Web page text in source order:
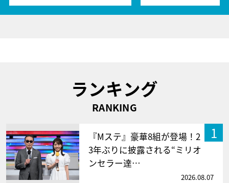
ランキング
RANKING
1
『Mステ』豪華8組が登場！2
3年ぶりに披露される“ミリオ
ンセラー達…
2026.08.07